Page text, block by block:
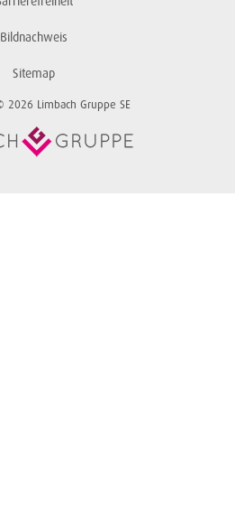
Bildnachweis
Sitemap
2026 Limbach Gruppe SE